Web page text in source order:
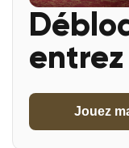
Jouez